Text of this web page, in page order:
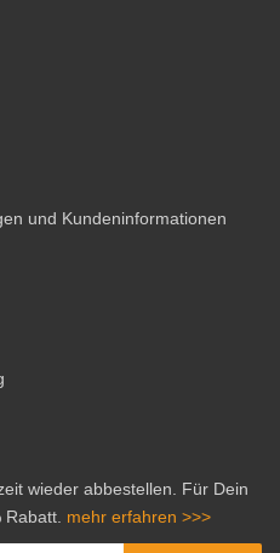
und Kundeninformationen
wieder abbestellen. Für Dein
Rabatt. mehr erfahren >>>